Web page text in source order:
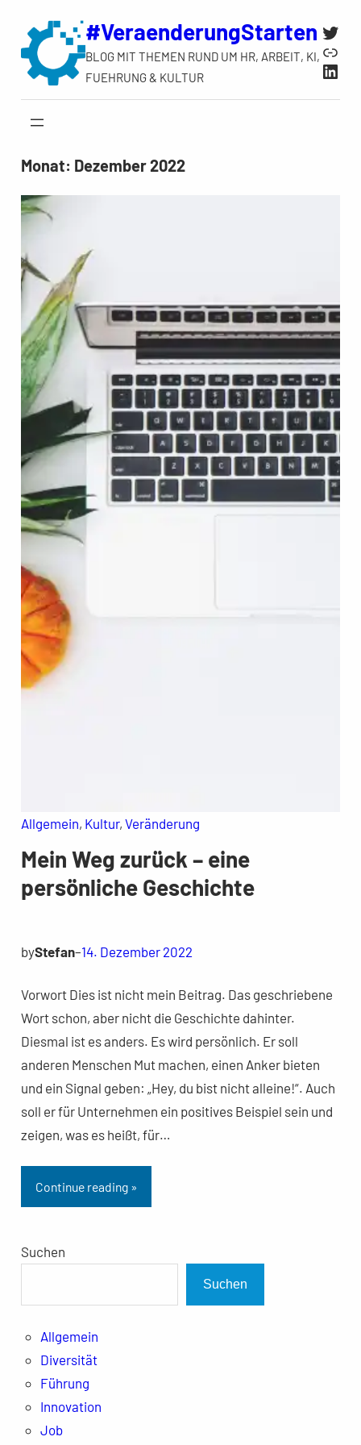
Inhalt
springen
#VeraenderungStarten
BLOG MIT THEMEN RUND UM HR, ARBEIT, KI,
FUEHRUNG & KULTUR
Link
Monat: Dezember 2022
Allgemein, Kultur, Veränderung
Mein Weg zurück – eine
persönliche Geschichte
byStefan–14. Dezember 2022
Vorwort Dies ist nicht mein Beitrag. Das geschriebene
Wort schon, aber nicht die Geschichte dahinter.
Diesmal ist es anders. Es wird persönlich. Er soll
anderen Menschen Mut machen, einen Anker bieten
und ein Signal geben: „Hey, du bist nicht alleine!“. Auch
soll er für Unternehmen ein positives Beispiel sein und
zeigen, was es heißt, für…
Continue reading »
Suchen
Suchen
Allgemein
Diversität
Führung
Innovation
Job